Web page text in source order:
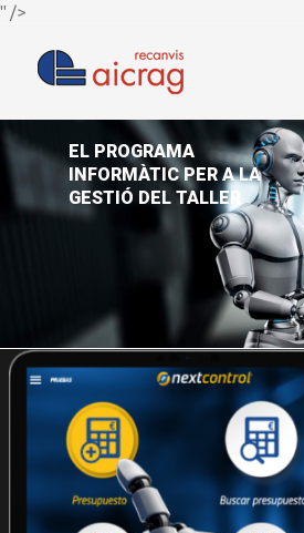
" />
EL PROGRAMA
INFORMÀTIC PER A LA
GESTIÓ DEL TALLER